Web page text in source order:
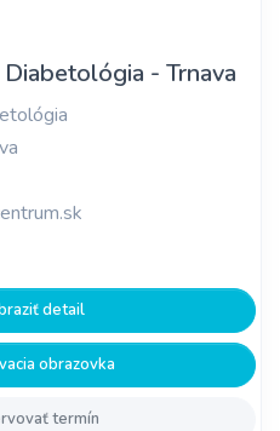
- Trnava
detail
obrazovka
termín